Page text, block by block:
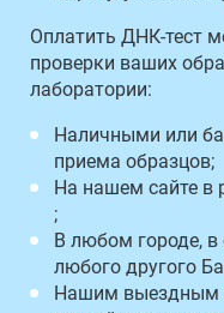
Оплатить ДНК-тест
проверки ваших
лаборатории:
Наличными или
приема образцов;
На нашем сайте в
;
В любом городе, в
любого другого
Нашим выездным